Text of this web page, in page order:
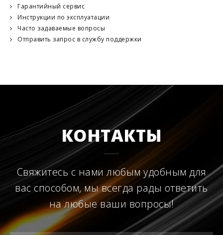
Гарантийный сервис
Инструкции по эксплуатации
Часто задаваемые вопросы
Отправить запрос в службу поддержки
КОНТАКТЫ
Свяжитесь с нами любым удобным для
вас способом, мы всегда рады ответить
на любые ваши вопросы!